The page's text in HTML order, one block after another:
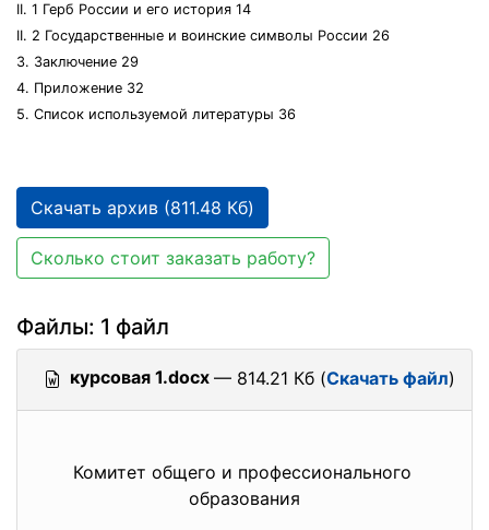
II. 1 Герб России и его история 14
II. 2 Государственные и воинские символы России 26
3. Заключение 29
4. Приложение 32
5. Список используемой литературы 36
Скачать архив (811.48 Кб)
Сколько стоит заказать работу?
Файлы: 1 файл
курсовая 1.docx — 814.21 Кб (Скачать файл)
Комитет общего и профессионального
образования